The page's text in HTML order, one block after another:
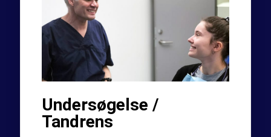
Undersøgelse /
Tandrens